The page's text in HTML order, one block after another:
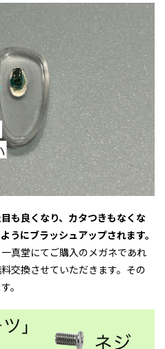
も良くなり、カタつきもなくな
うにブラッシュアップされます。
真堂にてご購入のメガネであれ
交換させていただきます。その
。